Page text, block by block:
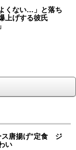
くない…」と落ち
上げする彼氏
ス唐揚げ”定食 ジ
い